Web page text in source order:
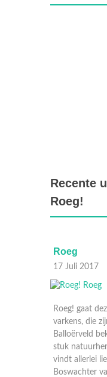
Recente
Roeg!
rapen. Voor de
spectaculair
Coby
in haar tuin.
13
de